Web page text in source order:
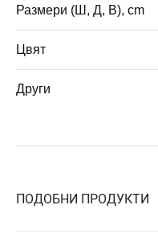
Размери (Ш, Д, В), cm
Цвят
Други
ПОДОБНИ ПРОДУКТИ